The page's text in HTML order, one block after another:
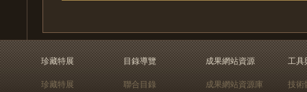
珍藏特展
珍藏特展
目錄導覽
聯合目錄
成果網站資源
成果網站資源庫
工具
技術